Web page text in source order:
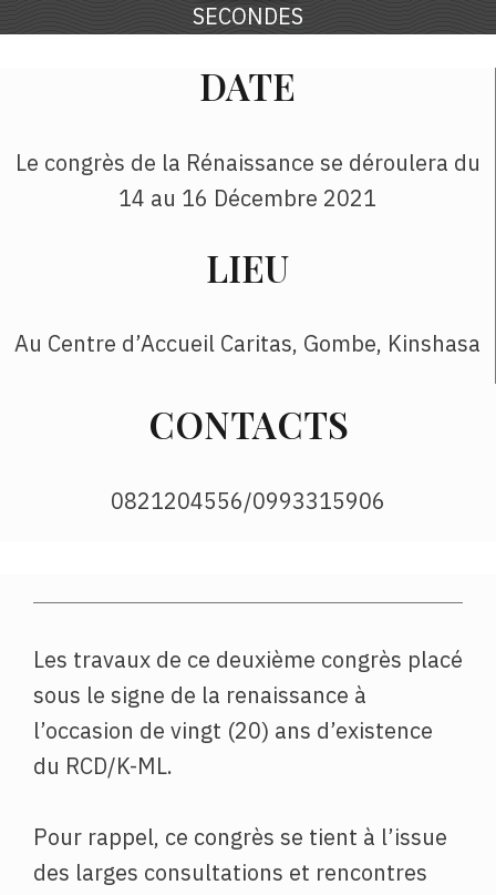
SECONDES
DATE
Le congrès de la Rénaissance se déroulera du
14 au 16 Décembre 2021
LIEU
Au Centre d’Accueil Caritas, Gombe, Kinshasa
CONTACTS
0821204556/0993315906
Les travaux de ce deuxième congrès placé
sous le signe de la renaissance à
l’occasion de vingt (20) ans d’existence
du RCD/K-ML.
Pour rappel, ce congrès se tient à l’issue
des larges consultations et rencontres